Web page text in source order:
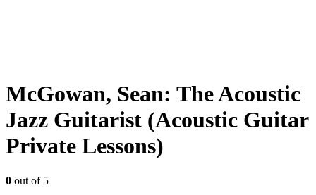
McGowan, Sean: The Acoustic
Jazz Guitarist (Acoustic Guitar
Private Lessons)
0 out of 5